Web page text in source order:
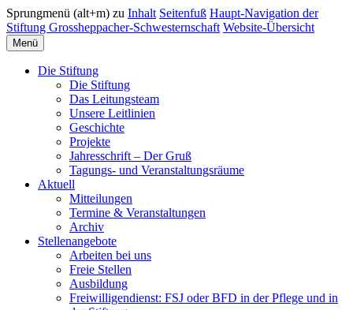
Sprungmenü (alt+m) zu Inhalt Seitenfuß Haupt-Navigation der
Stiftung Grossheppacher-Schwesternschaft Website-Übersicht
Menü
Die Stiftung
Die Stiftung
Das Leitungsteam
Unsere Leitlinien
Geschichte
Projekte
Jahresschrift – Der Gruß
Tagungs- und Veranstaltungsräume
Aktuell
Mitteilungen
Termine & Veranstaltungen
Archiv
Stellenangebote
Arbeiten bei uns
Freie Stellen
Ausbildung
Freiwilligendienst: FSJ oder BFD in der Pflege und in